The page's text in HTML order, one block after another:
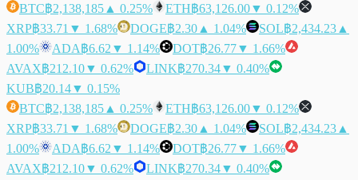
BTC฿2,138,185 ▲ 0.25% ETH฿63,126.00▼ 0.12%
XRP฿33.71 ▼ 1.68% DOGE฿2.30 ▲ 1.04% SOL฿2,434.23 ▲
1.00%
ADA฿6.62 ▼ 1.14% DOT฿26.77▼ 1.66%
AVAX฿212.10▼ 0.62% LINK฿270.34▼ 0.40%
KUB฿20.14▼ 0.15%
BTC฿2,138,185 ▲ 0.25% ETH฿63,126.00▼ 0.12%
XRP฿33.71 ▼ 1.68% DOGE฿2.30 ▲ 1.04% SOL฿2,434.23 ▲
1.00%
ADA฿6.62 ▼ 1.14% DOT฿26.77▼ 1.66%
AVAX฿212.10▼ 0.62% LINK฿270.34▼ 0.40%